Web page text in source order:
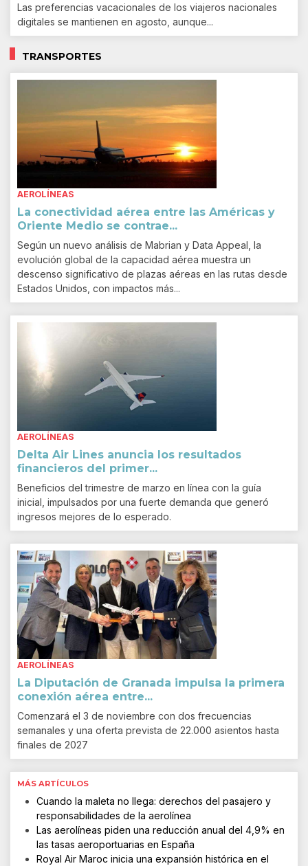
Las preferencias vacacionales de los viajeros nacionales
digitales se mantienen en agosto, aunque...
TRANSPORTES
AEROLÍNEAS
La conectividad aérea entre las Américas y
Oriente Medio se contrae...
Según un nuevo análisis de Mabrian y Data Appeal, la
evolución global de la capacidad aérea muestra un
descenso significativo de plazas aéreas en las rutas desde
Estados Unidos, con impactos más...
AEROLÍNEAS
Delta Air Lines anuncia los resultados
financieros del primer...
Beneficios del trimestre de marzo en línea con la guía
inicial, impulsados por una fuerte demanda que generó
ingresos mejores de lo esperado.
AEROLÍNEAS
La Diputación de Granada impulsa la primera
conexión aérea entre...
Comenzará el 3 de noviembre con dos frecuencias
semanales y una oferta prevista de 22.000 asientos hasta
finales de 2027
MÁS ARTÍCULOS
Cuando la maleta no llega: derechos del pasajero y
responsabilidades de la aerolínea
Las aerolíneas piden una reducción anual del 4,9% en
las tasas aeroportuarias en España
Royal Air Maroc inicia una expansión histórica en el